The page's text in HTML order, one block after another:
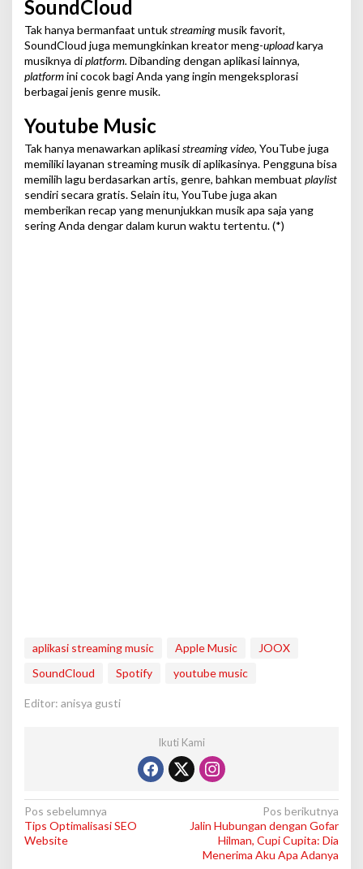
SoundCloud
Tak hanya bermanfaat untukstreamingmusik favorit,
SoundCloud juga memungkinkan kreator meng-uploadkarya
musiknya diplatform. Dibanding dengan aplikasi lainnya,
platformini cocok bagi Anda yang ingin mengeksplorasi
berbagai jenis genre musik.
Youtube Music
Tak hanya menawarkan aplikasistreaming video, YouTube juga
memiliki layanan streaming musik di aplikasinya. Pengguna bisa
memilih lagu berdasarkan artis, genre, bahkan membuat playlist
sendiri secara gratis. Selain itu, YouTube juga akan
memberikan recap yang menunjukkan musik apa saja yang
sering Anda dengar dalam kurun waktu tertentu. (*)
aplikasi streaming music Apple Music
JOOX
SoundCloud
Spotify youtube music
Editor: anisya gusti
Ikuti Kami
N
a
Pos sebelumnya
Tips Optimalisasi SEO
Website
Pos berikutnya
Jalin Hubungan dengan Gofar
Hilman, Cupi Cupita: Dia
Menerima Aku Apa Adanya